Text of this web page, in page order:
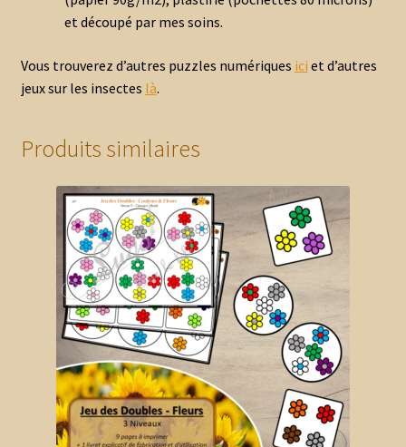
et découpé par mes soins.
Vous trouverez d’autres puzzles numériques ici et d’autres
jeux sur les insectes là.
Produits similaires